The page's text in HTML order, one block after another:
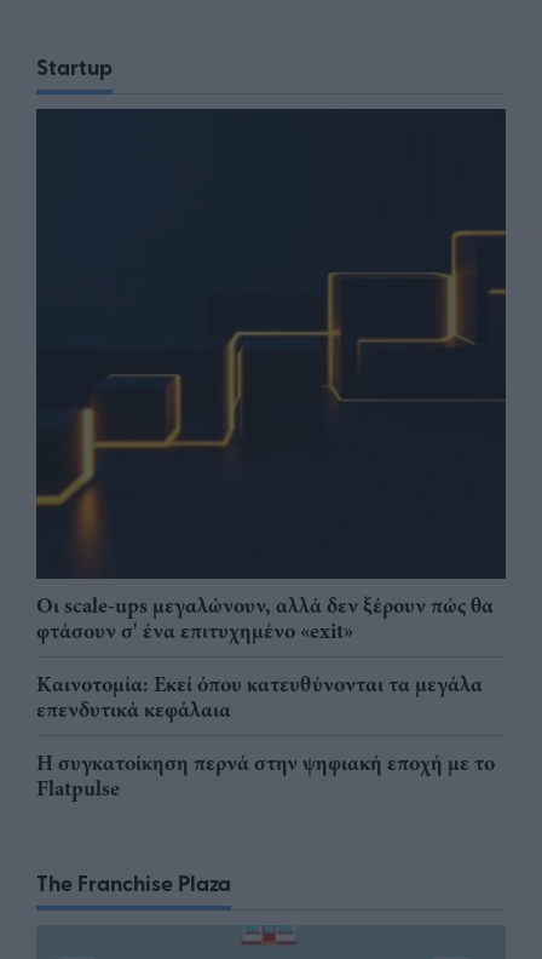
Startup
Οι scale-ups μεγαλώνουν, αλλά δεν ξέρουν πώς θα
φτάσουν σ' ένα επιτυχημένο «exit»
Καινοτομία: Εκεί όπου κατευθύνονται τα μεγάλα
επενδυτικά κεφάλαια
Η συγκατοίκηση περνά στην ψηφιακή εποχή με το
Flatpulse
The Franchise Plaza